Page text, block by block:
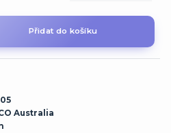
Přidat do košíku
Australia